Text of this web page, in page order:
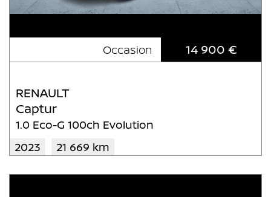
Occasion 14 900 €
RENAULT
Captur
1.0 Eco-G 100ch Evolution
2023
21 669 km